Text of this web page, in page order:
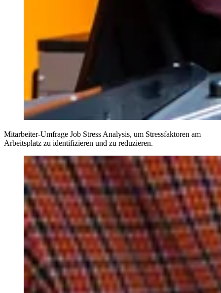
Mitarbeiter-Umfrage Job Stress Analysis, um Stressfaktoren am
Arbeitsplatz zu identifizieren und zu reduzieren.